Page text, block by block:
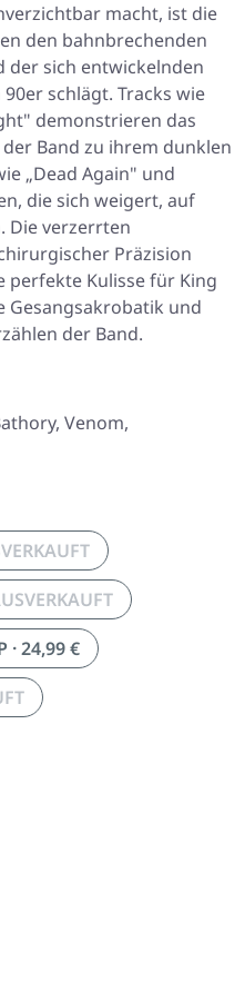
macht, ist die
den bahnbrechenden
der sich entwickelnden
schlägt. Tracks wie
demonstrieren das
Band zu ihrem dunklen
„Dead Again" und
die sich weigert, auf
Die verzerrten
Präzision
perfekte Kulisse für King
Gesangsakrobatik und
der Band.
Venom,
· 24,99 €